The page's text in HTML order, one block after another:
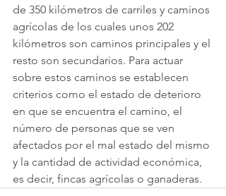
de 350 kilómetros de carriles y caminos
agrícolas de los cuales unos 202
kilómetros son caminos principales y el
resto son secundarios. Para actuar
sobre estos caminos se establecen
criterios como el estado de deterioro
en que se encuentra el camino, el
número de personas que se ven
afectados por el mal estado del mismo
y la cantidad de actividad económica,
es decir, fincas agrícolas o ganaderas.